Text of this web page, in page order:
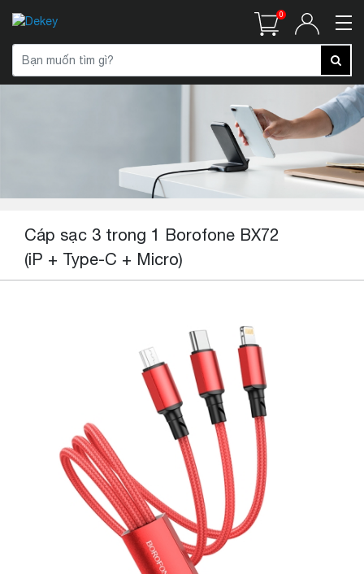
0
Cáp sạc 3 trong 1 Borofone BX72
(iP + Type-C + Micro)